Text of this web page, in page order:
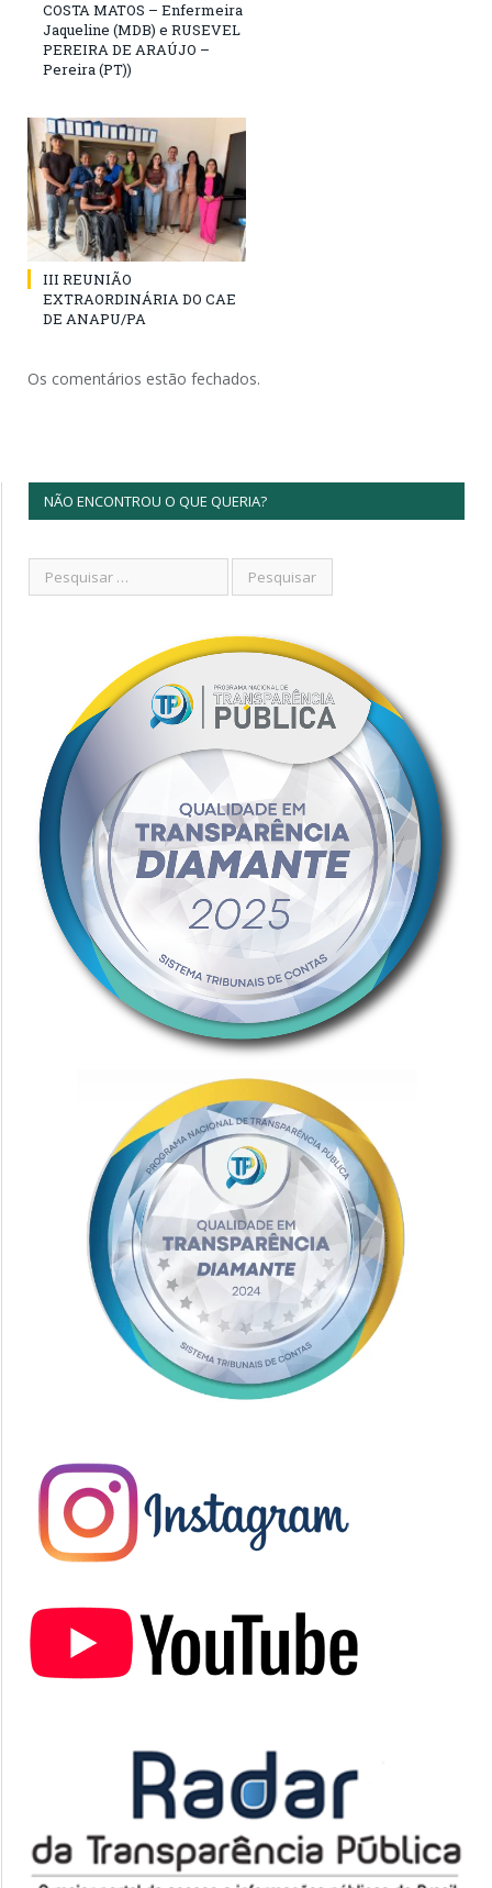
COSTA MATOS – Enfermeira
Jaqueline (MDB) e RUSEVEL
PEREIRA DE ARAÚJO –
Pereira (PT))
III REUNIÃO
EXTRAORDINÁRIA DO CAE
DE ANAPU/PA
Os comentários estão fechados.
NÃO ENCONTROU O QUE QUERIA?